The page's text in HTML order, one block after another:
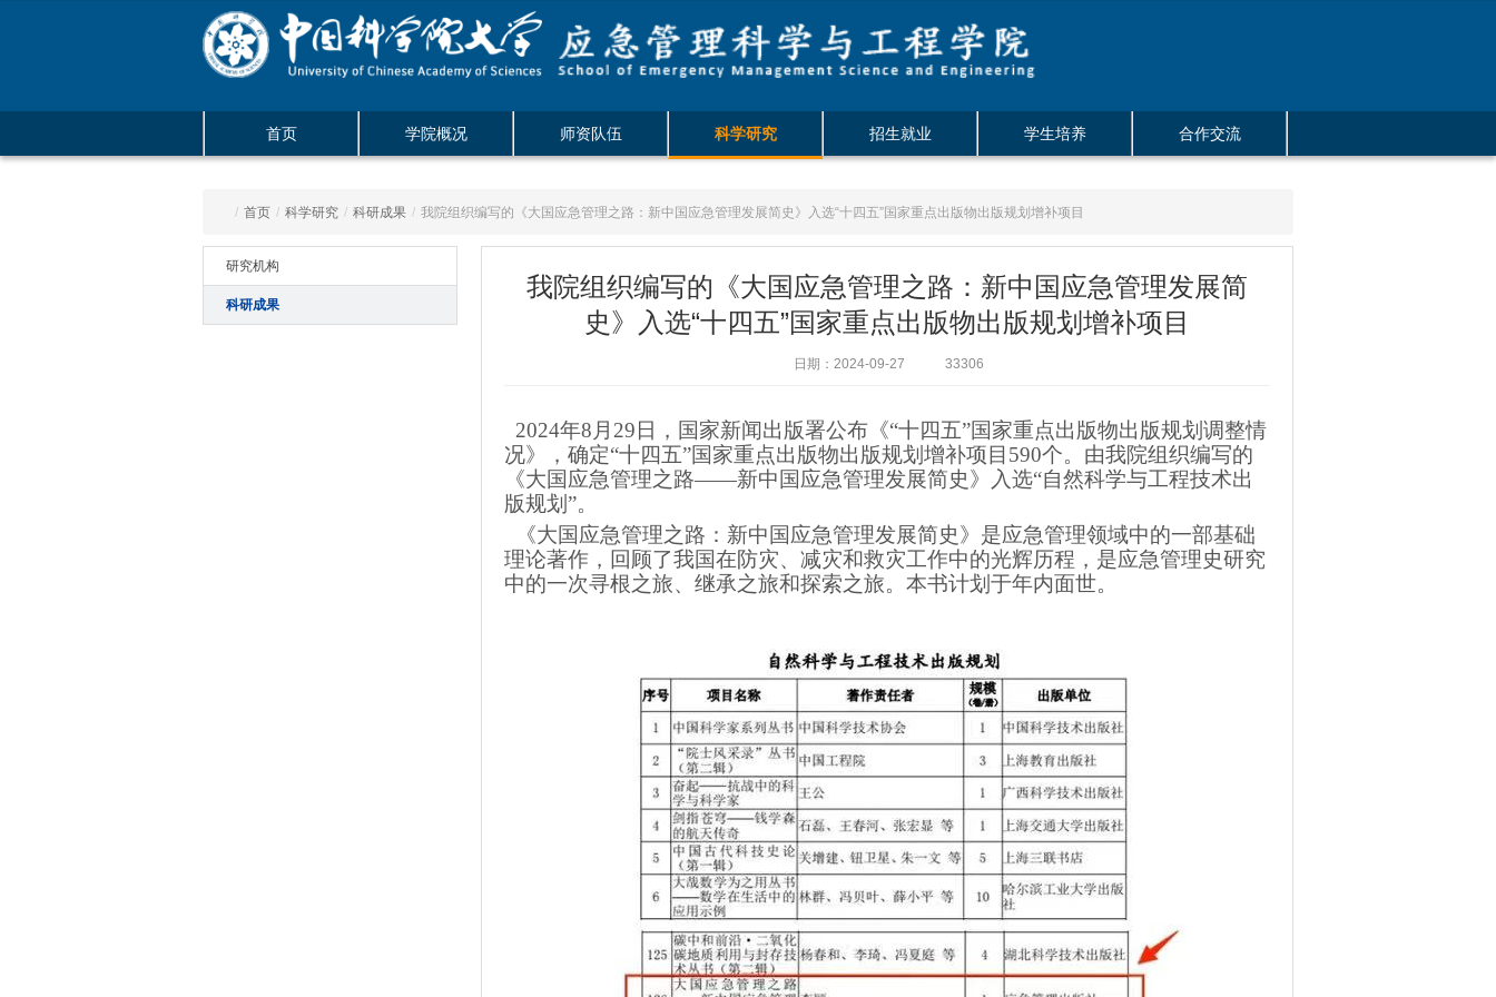
首页 学院概况 师资队伍 科学研究 招生就业 学生培养 合作交流
/ 首页 / 科学研究 / 科研成果 / 我院组织编写的《大国应急管理之路：新中国应急管理发展简史》入选“十四五”国家重点出版物出版规划增补项目
研究机构
科研成果
我院组织编写的《大国应急管理之路：新中国应急管理发展简
史》入选“十四五”国家重点出版物出版规划增补项目
日期：2024-09-27 33306
2024年8月29日，国家新闻出版署公布《“十四五”国家重点出版物出版规划调整情
况》，确定“十四五”国家重点出版物出版规划增补项目590个。由我院组织编写的
《大国应急管理之路——新中国应急管理发展简史》入选“自然科学与工程技术出
版规划”。
《大国应急管理之路：新中国应急管理发展简史》是应急管理领域中的一部基础
理论著作，回顾了我国在防灾、减灾和救灾工作中的光辉历程，是应急管理史研究
中的一次寻根之旅、继承之旅和探索之旅。本书计划于年内面世。